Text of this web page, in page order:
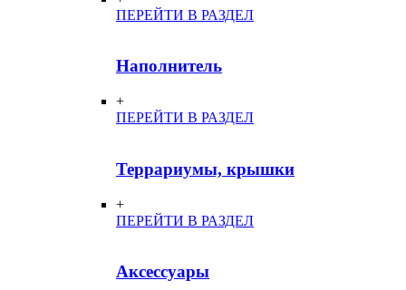
ПЕРЕЙТИ В РАЗДЕЛ
Наполнитель
+
ПЕРЕЙТИ В РАЗДЕЛ
Террариумы, крышки
+
ПЕРЕЙТИ В РАЗДЕЛ
Аксессуары